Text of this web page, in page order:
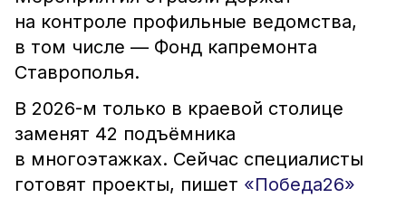
на контроле профильные ведомства,
в том числе — Фонд капремонта
Ставрополья.
В 2026-м только в краевой столице
заменят 42 подъёмника
в многоэтажках. Сейчас специалисты
готовят проекты, пишет «Победа26»